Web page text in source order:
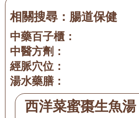
相關搜尋： 腸道保健
中藥百子櫃：
中醫方劑：
經脈穴位：
湯水藥膳：
西洋菜蜜棗生魚湯